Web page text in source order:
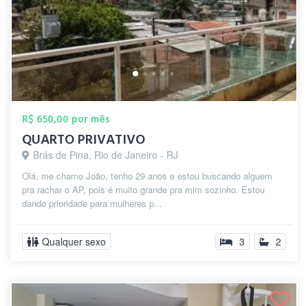
R$ 650,00 por mês
QUARTO PRIVATIVO
Brás de Pina, Rio de Janeiro - RJ
Olá, me chamo João, tenho 29 anos e estou buscando alguem
pra rachar o AP, pois é muito grande pra mim sozinho. Estou
dando prioridade para mulheres p...
Qualquer sexo 3 2